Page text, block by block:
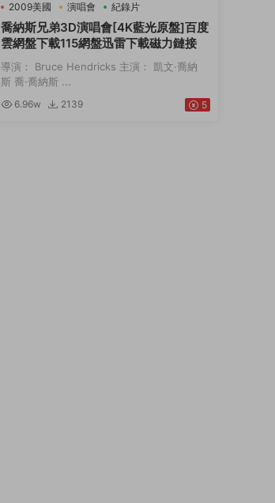
2009美國
演唱會 紀錄片
喬納斯兄弟3D演唱會[4K藍光原盤]百度
雲網盤下載115網盤迅雷下載磁力鏈接
導演： Bruce Hendricks 主演： 凱文·喬納
斯 喬·喬納斯 ...
6.96w 2139 5